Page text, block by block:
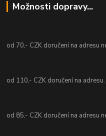
Možnosti dopravy...
od 70,- CZK doručení na adresu
od 110,- CZK doručení na adresu.
od 85,- CZK doručení na adresu